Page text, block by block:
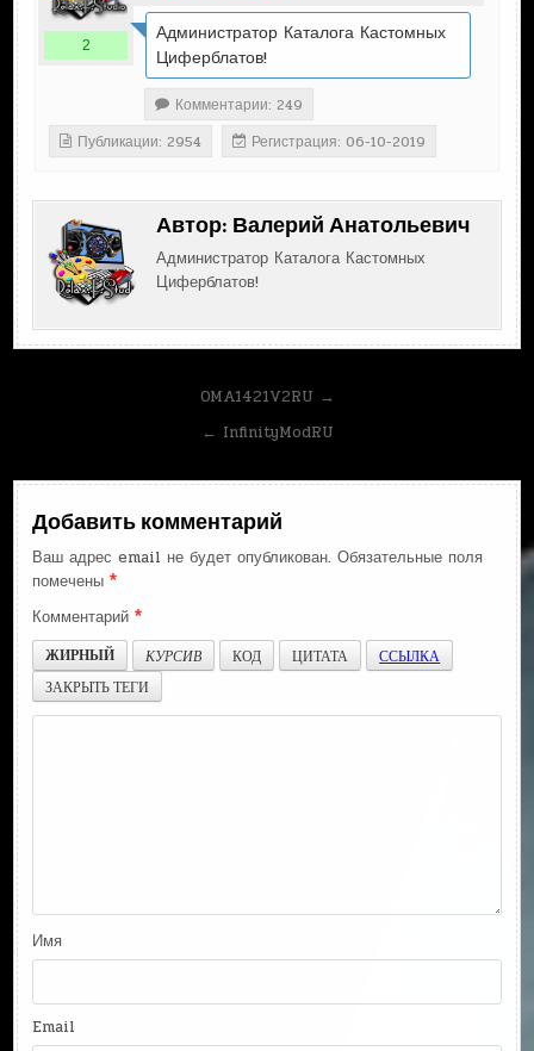
2
Администратор Каталога Кастомных
Циферблатов!
Комментарии: 249
Публикации: 2954
Регистрация: 06-10-2019
Автор: Валерий Анатольевич
Администратор Каталога Кастомных
Циферблатов!
OMA1421V2RU →
← InfinityModRU
Добавить комментарий
Ваш адрес email не будет опубликован. Обязательные поля
помечены*
Комментарий*
ЖИРНЫЙ
КУРСИВ КОД ЦИТАТА
ССЫЛКА
ЗАКРЫТЬ ТЕГИ
Имя
Email